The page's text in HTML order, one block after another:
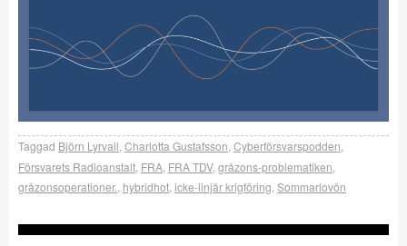
Taggad Björn Lyrvall Charlotta Gustafsson Cyberförsvarspodden
Försvarets Radioanstalt FRA FRA TDV, gråzons-problematiken
gråzonsoperationer. hybridhot icke-linjär krigföring Sommarlovön